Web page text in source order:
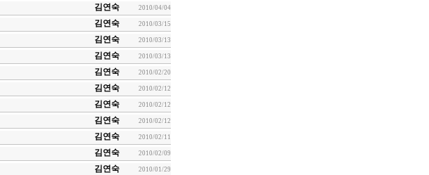
김연숙 2010/04/04
김연숙 2010/03/15
김연숙 2010/03/13
김연숙 2010/03/13
김연숙 2010/02/20
김연숙 2010/02/12
김연숙 2010/02/12
김연숙 2010/02/12
김연숙 2010/02/11
김연숙 2010/02/09
김연숙 2010/01/29